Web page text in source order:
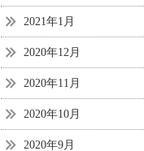
2021年1月
2020年12月
2020年11月
2020年10月
2020年9月